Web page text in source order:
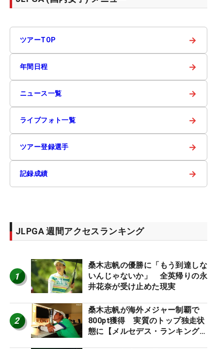
ツアーTOP →
年間日程 →
ニュース一覧 →
ライブフォト一覧 →
ツアー登録選手 →
記録成績 →
JLPGA 週間アクセスランキング
1
桑木志帆の優勝に「もう到達しな
いんじゃないか」 全英帰りの永
井花奈が受け止めた現実
2
桑木志帆が海外メジャー制覇で
800pt獲得 実質のトップ独走状
態に【メルセデス・ランキング番